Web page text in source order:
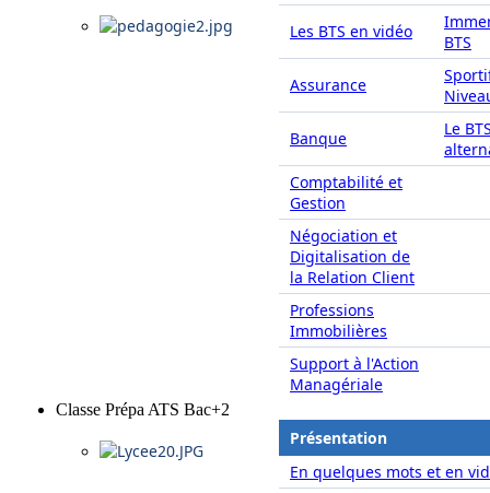
Les BTS en vidéo
BTS
Assurance
Banque
Le
Comptabilité et
Gestion
Négociation et
Digitalisation de
la Relation Client
Professions
Immobilières
Support à l'Action
Managériale
Classe Prépa ATS Bac+2
Présentation
En quelques mots et en